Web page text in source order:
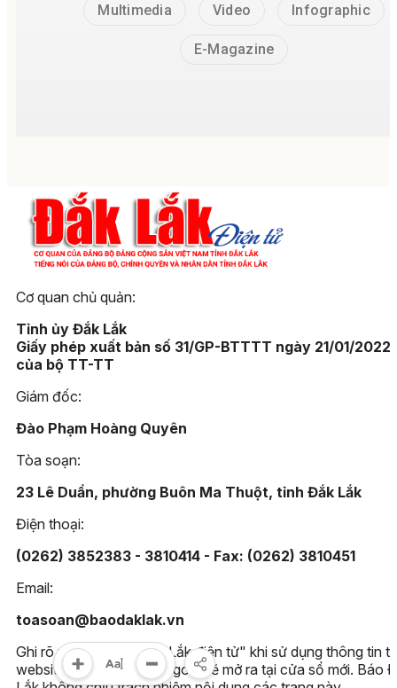
Multimedia Video Infographic
E-Magazine
Cơ quan chủ quản:
Tỉnh ủy Đắk Lắk
Giấy phép xuất bản số 31/GP-BTTTT ngày 21/01/2022
của bộ TT-TT
Giám đốc:
Đào Phạm Hoàng Quyên
Tòa soạn:
23 Lê Duẩn, phường Buôn Ma Thuột, tỉnh Đắk Lắk
Điện thoại:
(0262) 3852383 - 3810414 - Fax: (0262) 3810451
Email:
toasoan@baodaklak.vn
Ghi rõ nguồn "Báo Đắk Lắk điện tử" khi sử dụng thông tin
website này. Các trang ngoài sẽ mở ra tại cửa sổ mới. Báo